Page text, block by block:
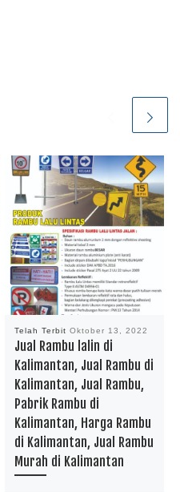
Telah Terbit Oktober 13, 2022
Jual Rambu lalin di
Kalimantan, Jual Rambu di
Kalimantan, Jual Rambu,
Pabrik Rambu di
Kalimantan, Harga Rambu
di Kalimantan, Jual Rambu
Murah di Kalimantan